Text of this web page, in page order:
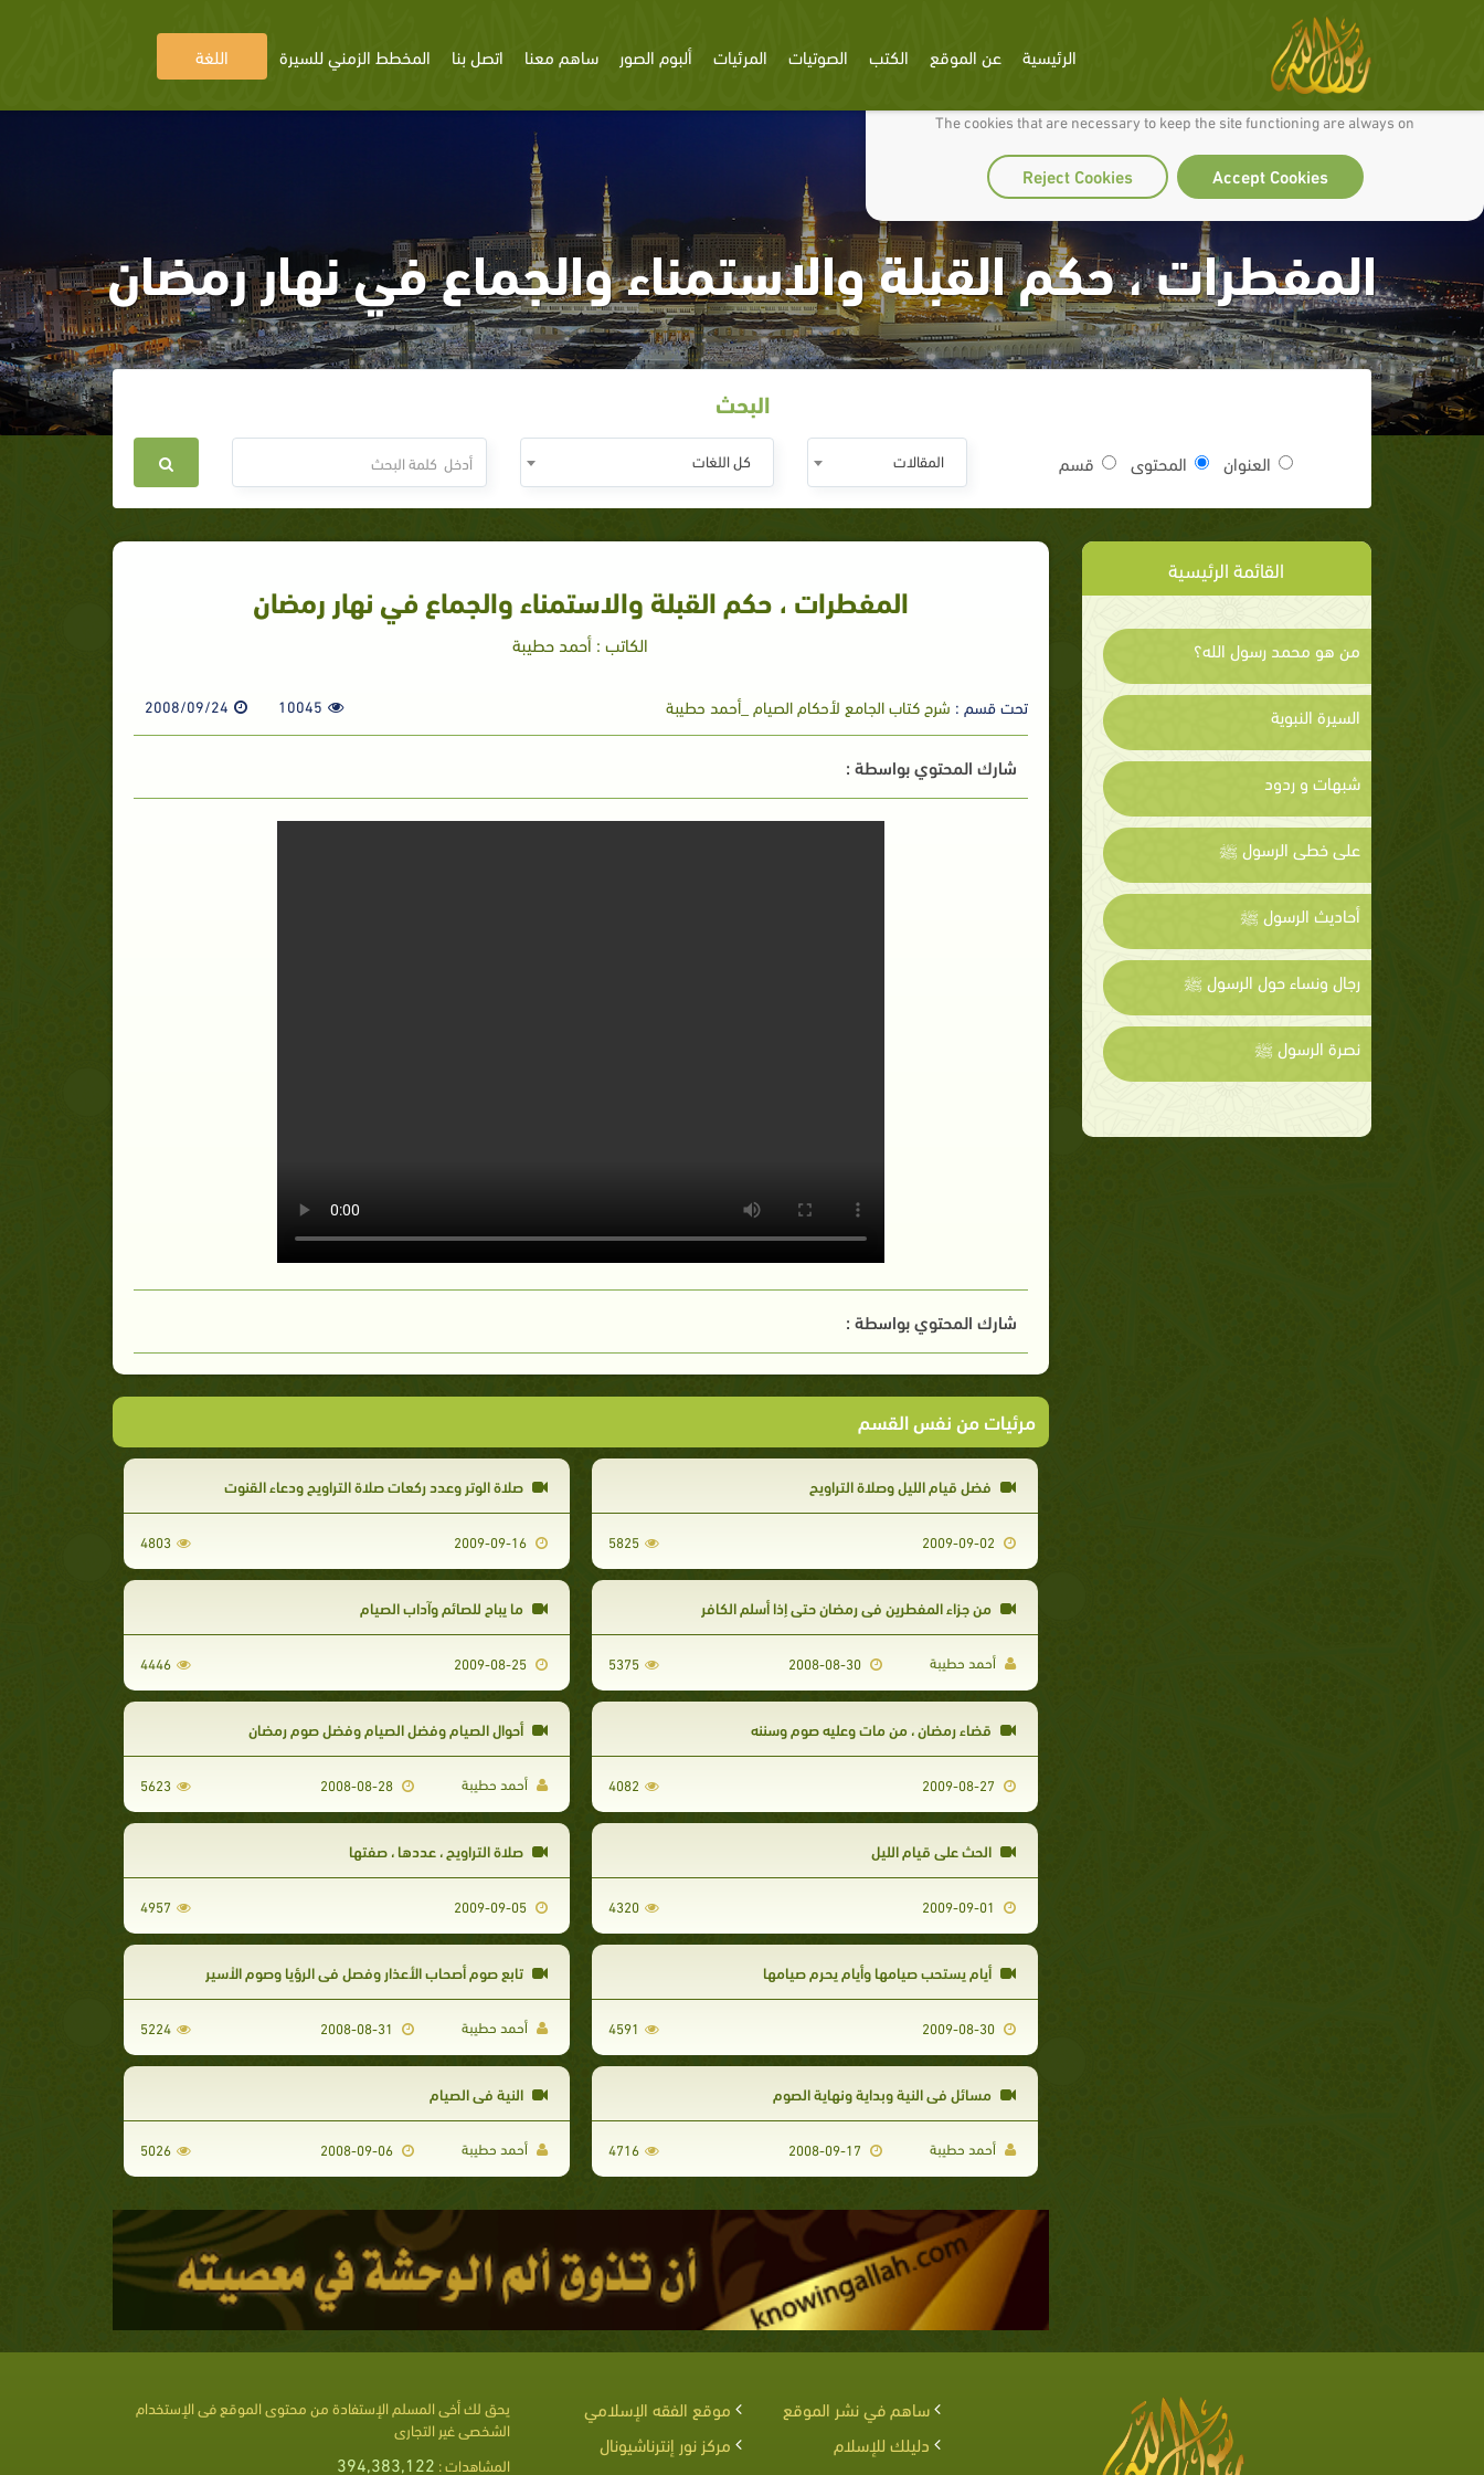
We use cookies to make our site work well for you and so we can continually improve it.
The cookies that are necessary to keep the site functioning are always on
Accept Cookies
Reject Cookies
الرئيسية عن الموقع الكتب الصوتيات المرئيات ألبوم الصور ساهم معنا اتصل بنا المخطط الزمني للسيرة اللغة
المفطرات ، حكم القبلة والاستمناء والجماع في نهار رمضان
البحث
العنوان المحتوى قسم المقالات كل اللغات
القائمة الرئيسية
من هو محمد رسول الله؟
السيرة النبوية
شبهات و ردود
على خطى الرسول ﷺ
أحاديث الرسول ﷺ
رجال ونساء حول الرسول ﷺ
نصرة الرسول ﷺ
المفطرات ، حكم القبلة والاستمناء والجماع في نهار رمضان
الكاتب : أحمد حطيبة
تحت قسم : شرح كتاب الجامع لأحكام الصيام _أحمد حطيبة 10045
2008/09/24
شارك المحتوي بواسطة :
شارك المحتوي بواسطة :
مرئيات من نفس القسم
فضل قيام الليل وصلاة التراويح
5825
صلاة الوتر وعدد ركعات صلاة التراويح ودعاء القنوت
2009-09-16
4803
من جزاء المفطرين فى رمضان حتى إذا أسلم الكافر
أحمد حطيبة 5375
ما يباح للصائم وآداب الصيام
2009-08-25
4446
قضاء رمضان ، من مات وعليه صوم وسننه
4082
أحوال الصيام وفضل الصيام وفضل صوم رمضان
أحمد حطيبة 5623
الحث على قيام الليل
4320
صلاة التراويح ، عددها ، صفتها
2009-09-05
4957
أيام يستحب صيامها وأيام يحرم صيامها
2009-08-30
4591
تابع صوم أصحاب الأعذار وفصل فى الرؤيا وصوم الاْسير
أحمد حطيبة 5224
مسائل فى النية وبداية ونهاية الصوم
أحمد حطيبة 4716
النية فى الصيام
أحمد حطيبة 5026
ساهم في نشر الموقع
موقع الفقه الإسلامي
دليلك للإسلام
مركز نور إنترناشيونال
يحق لك أخى المسلم الإستفادة من محتوى الموقع فى الإستخدام
الشخصى غير التجارى
المشاهدات : 394,383,122